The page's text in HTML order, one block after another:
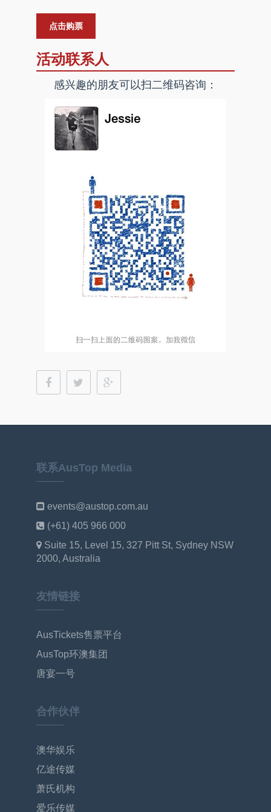
点击购票
活动联系人
感兴趣的朋友可以扫二维码咨询：
联系AusTop Media
events@austop.com.au
(+61) 405 966 000
Suite 15, Level 15, 327 Pitt St, Sydney NSW
2000, Australia
友情链接
AusTickets售票平台
AusTop环澳集团
唐宴一号
合作伙伴
澳华娱乐
亿途传媒
萧氏机构
爱乐传媒